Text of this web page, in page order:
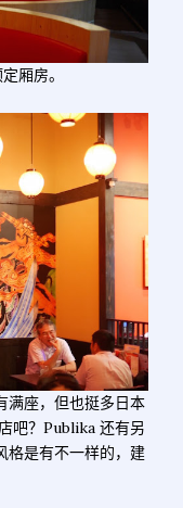
厢房。
满座，但也挺多日本
吧？Publika 还有另
格是有不一样的，建